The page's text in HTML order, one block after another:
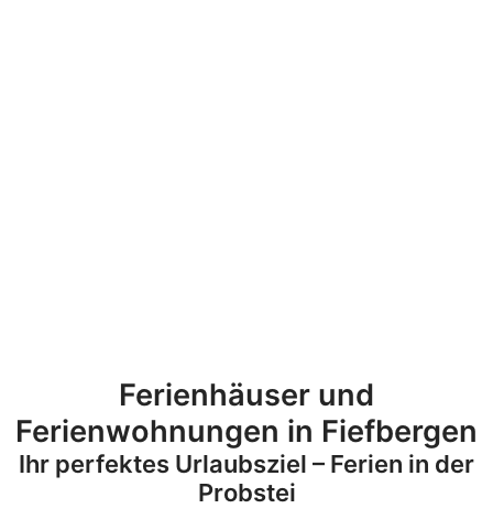
Ferienhäuser und
Ferienwohnungen in Fiefbergen
Ihr perfektes Urlaubsziel – Ferien in der
Probstei